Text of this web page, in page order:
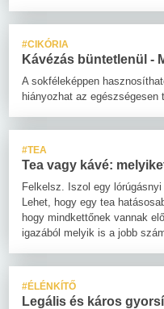
#CIKÓRIA
Kávézás büntetlenül -
A sokféleképpen
hiányozhat az egészségesen
#TEA
Tea vagy kávé:
Felkelsz. Iszol egy
Lehet, hogy egy tea
hogy mindkettőnek vannak
igazából melyik is a jobb
#ÉLÉNKÍTŐ
Legális és káros